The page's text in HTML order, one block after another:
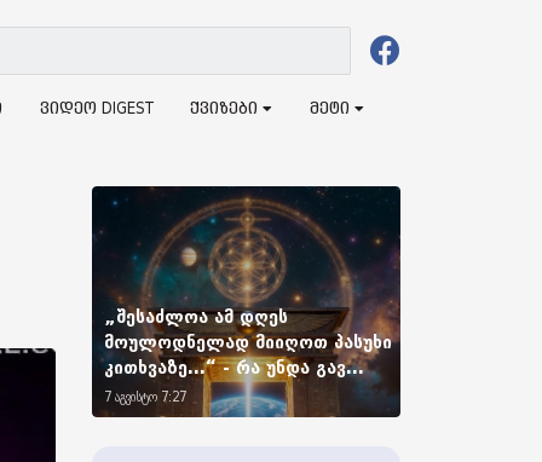
ვიდეო DIGEST ქვიზები მეტი
„შესაძლოა ამ დღეს
მოულოდნელად მიიღოთ პასუხი
კითხვაზე...“ - რა უნდა გავ...
7 აგვისტო 7:27